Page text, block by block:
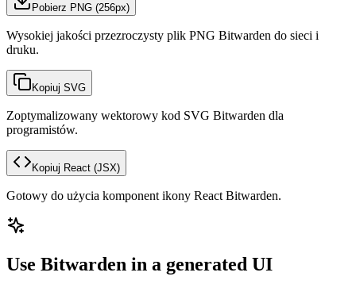
Pobierz PNG (256px)
Wysokiej jakości przezroczysty plik PNG Bitwarden do sieci i
druku.
Kopiuj SVG
Zoptymalizowany wektorowy kod SVG Bitwarden dla
programistów.
Kopiuj React (JSX)
Gotowy do użycia komponent ikony React Bitwarden.
Use Bitwarden in a generated UI